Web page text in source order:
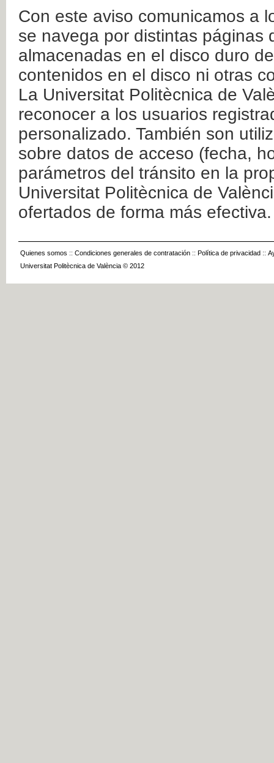
Con este aviso comunicamos a
se navega por distintas páginas
almacenadas en el disco duro
contenidos en el disco ni otras
La Universitat Politècnica de
reconocer a los usuarios
personalizado. También son
sobre datos de acceso (fecha,
parámetros del tránsito en la
Universitat Politècnica de
ofertados de forma más efectiva.
Quienes somos :: Condiciones generales de contratación :: Política de privacidad ::
Universitat Politècnica de València © 2012